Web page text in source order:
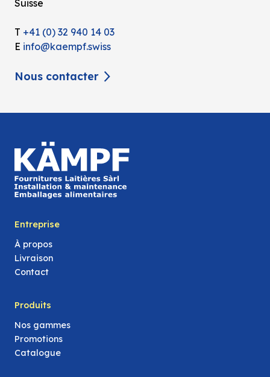
Suisse
T +41 (0) 32 940 14 03
E info@kaempf.swiss
Nous contacter
Entreprise
À propos
Livraison
Contact
Produits
Nos gammes
Promotions
Catalogue